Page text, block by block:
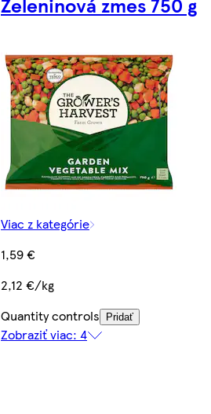
Viac z kategórie
1,59 €
2,12 €/kg
Quantity controls
Pridať
Zobraziť viac: 4